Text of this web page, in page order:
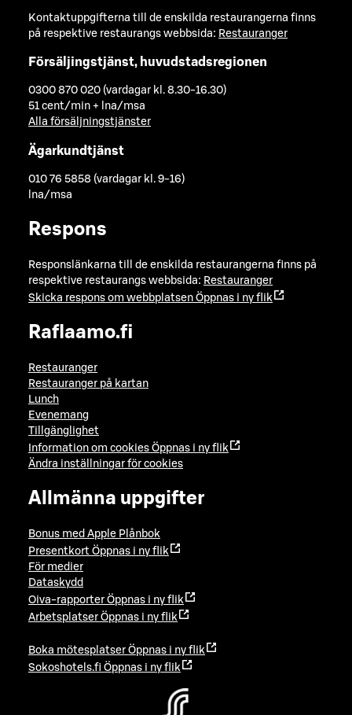
Kontaktuppgifterna till de enskilda restaurangerna finns
på respektive restaurangs webbsida: Restauranger
Försäljingstjänst, huvudstadsregionen
0300 870 020 (vardagar kl. 8.30-16.30)
51 cent/min + lna/msa
Alla försäljningstjänster
Ägarkundtjänst
010 76 5858 (vardagar kl. 9-16)
lna/msa
Respons
Responslänkarna till de enskilda restaurangerna finns på
respektive restaurangs webbsida: Restauranger
Skicka respons om webbplatsen Öppnas i ny flik
Raflaamo.fi
Restauranger
Restauranger på kartan
Lunch
Evenemang
Tillgänglighet
Information om cookies Öppnas i ny flik
Ändra inställningar för cookies
Allmänna uppgifter
Bonus med Apple Plånbok
Presentkort Öppnas i ny flik
För medier
Dataskydd
Oiva-rapporter Öppnas i ny flik
Arbetsplatser Öppnas i ny flik
Boka mötesplatser Öppnas i ny flik
Sokoshotels.fi Öppnas i ny flik